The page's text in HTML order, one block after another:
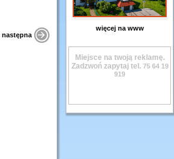
następna
więcej na www
Miejsce na twoją reklamę.
Zadzwoń zapytaj tel. 75 64 19
919